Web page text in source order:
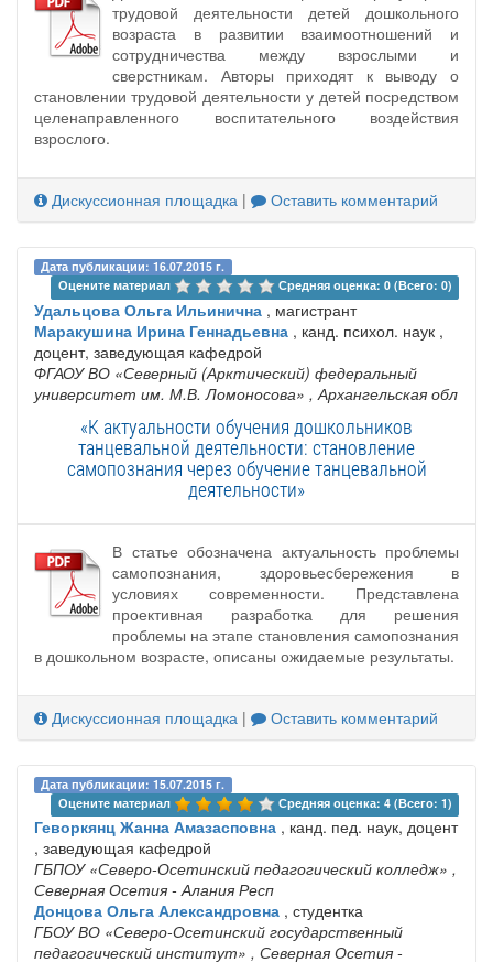
трудовой деятельности детей дошкольного
возраста в развитии взаимоотношений и
сотрудничества между взрослыми и
сверстникам. Авторы приходят к выводу о
становлении трудовой деятельности у детей посредством
целенаправленного воспитательного воздействия
взрослого.
Дискуссионная площадка | Оставить комментарий
Дата публикации: 16.07.2015 г.
Оцените материал
Средняя оценка: 0 (Всего: 0)
Удальцова Ольга Ильинична , магистрант
Маракушина Ирина Геннадьевна , канд. психол. наук ,
доцент, заведующая кафедрой
ФГАОУ ВО «Северный (Арктический) федеральный
университет им. М.В. Ломоносова» , Архангельская обл
«К актуальности обучения дошкольников
танцевальной деятельности: становление
самопознания через обучение танцевальной
деятельности»
В статье обозначена актуальность проблемы
самопознания, здоровьесбережения в
условиях современности. Представлена
проективная разработка для решения
проблемы на этапе становления самопознания
в дошкольном возрасте, описаны ожидаемые результаты.
Дискуссионная площадка | Оставить комментарий
Дата публикации: 15.07.2015 г.
Оцените материал
Средняя оценка: 4 (Всего: 1)
Геворкянц Жанна Амазасповна , канд. пед. наук, доцент
, заведующая кафедрой
ГБПОУ «Северо-Осетинский педагогический колледж» ,
Северная Осетия - Алания Респ
Донцова Ольга Александровна , студентка
ГБОУ ВО «Северо-Осетинский государственный
педагогический институт» , Северная Осетия -